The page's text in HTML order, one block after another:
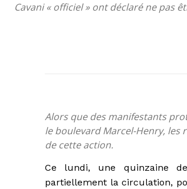
Cavani « officiel » ont déclaré ne pas
Alors que des manifestants
le boulevard Marcel-Henry, les
de cette action.
Ce lundi, une quinzaine
partiellement la circulation,